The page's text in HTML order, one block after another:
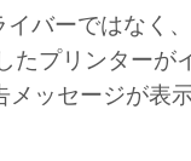
イバーではなく
たプリンターが
メッセージが表